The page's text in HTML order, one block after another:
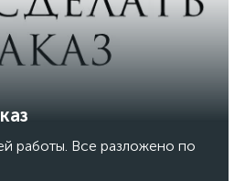
работы. Все разложено по